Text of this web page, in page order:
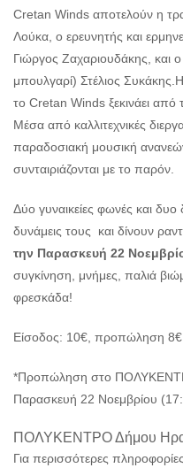
Cretan Winds αποτελούν η
Λούκα, ο ερευνητής και
Γιώργος Ζαχαριουδάκης, και
μπουλγαρί) Στέλιος
το Cretan Winds ξεκινάει από
Μέσα από καλλιτεχνικές
παραδοσιακή μουσική
συνταιριάζονται με το παρόν.
Δύο γυναικείες φωνές και δυο
δυνάμεις τους και δίνουν
την Παρασκευή 22
συγκίνηση, μνήμες, παλιά
φρεσκάδα!
Είσοδος: 10€, προπώληση 8€
*Προπώληση στο
Παρασκευή 22 Νοεμβρίου
ΠΟΛΥΚΕΝΤΡΟ Δήμου
Για περισσότερες